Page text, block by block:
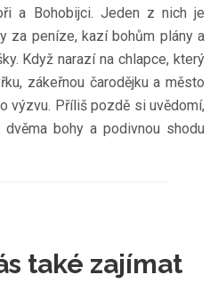
a Bohobijci. Jeden z nich je
za peníze, kazí bohům plány a
Když narazí na chlapce, který
zákeřnou čarodějku a město
výzvu. Příliš pozdě si uvědomí,
bohy a podivnou shodu
také zajímat